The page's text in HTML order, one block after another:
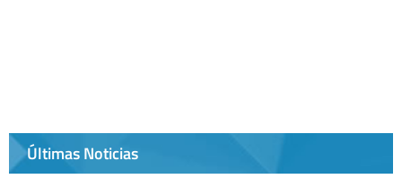
Últimas Noticias